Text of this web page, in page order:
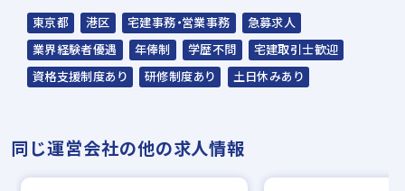
※説明選考会は代行業者であるスラッシュ株
式会社が行います※
スラッシュ株式会社からのご連絡をお待ち
ます。予めご了承ください。
東京都 港区 宅建事務・営業事務
急募求人
業界経験者優遇
年俸制 学歴不問
宅建取引士歓迎
資格支援制度あり
研修制度あり 土日休みあり
同じ運営会社の他の求人情報